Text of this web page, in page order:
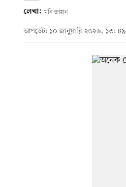
লেখা: মনি জাহান
আপডেট: ১০ জানুয়ারি ২০২৬, ১৩: ৪৯